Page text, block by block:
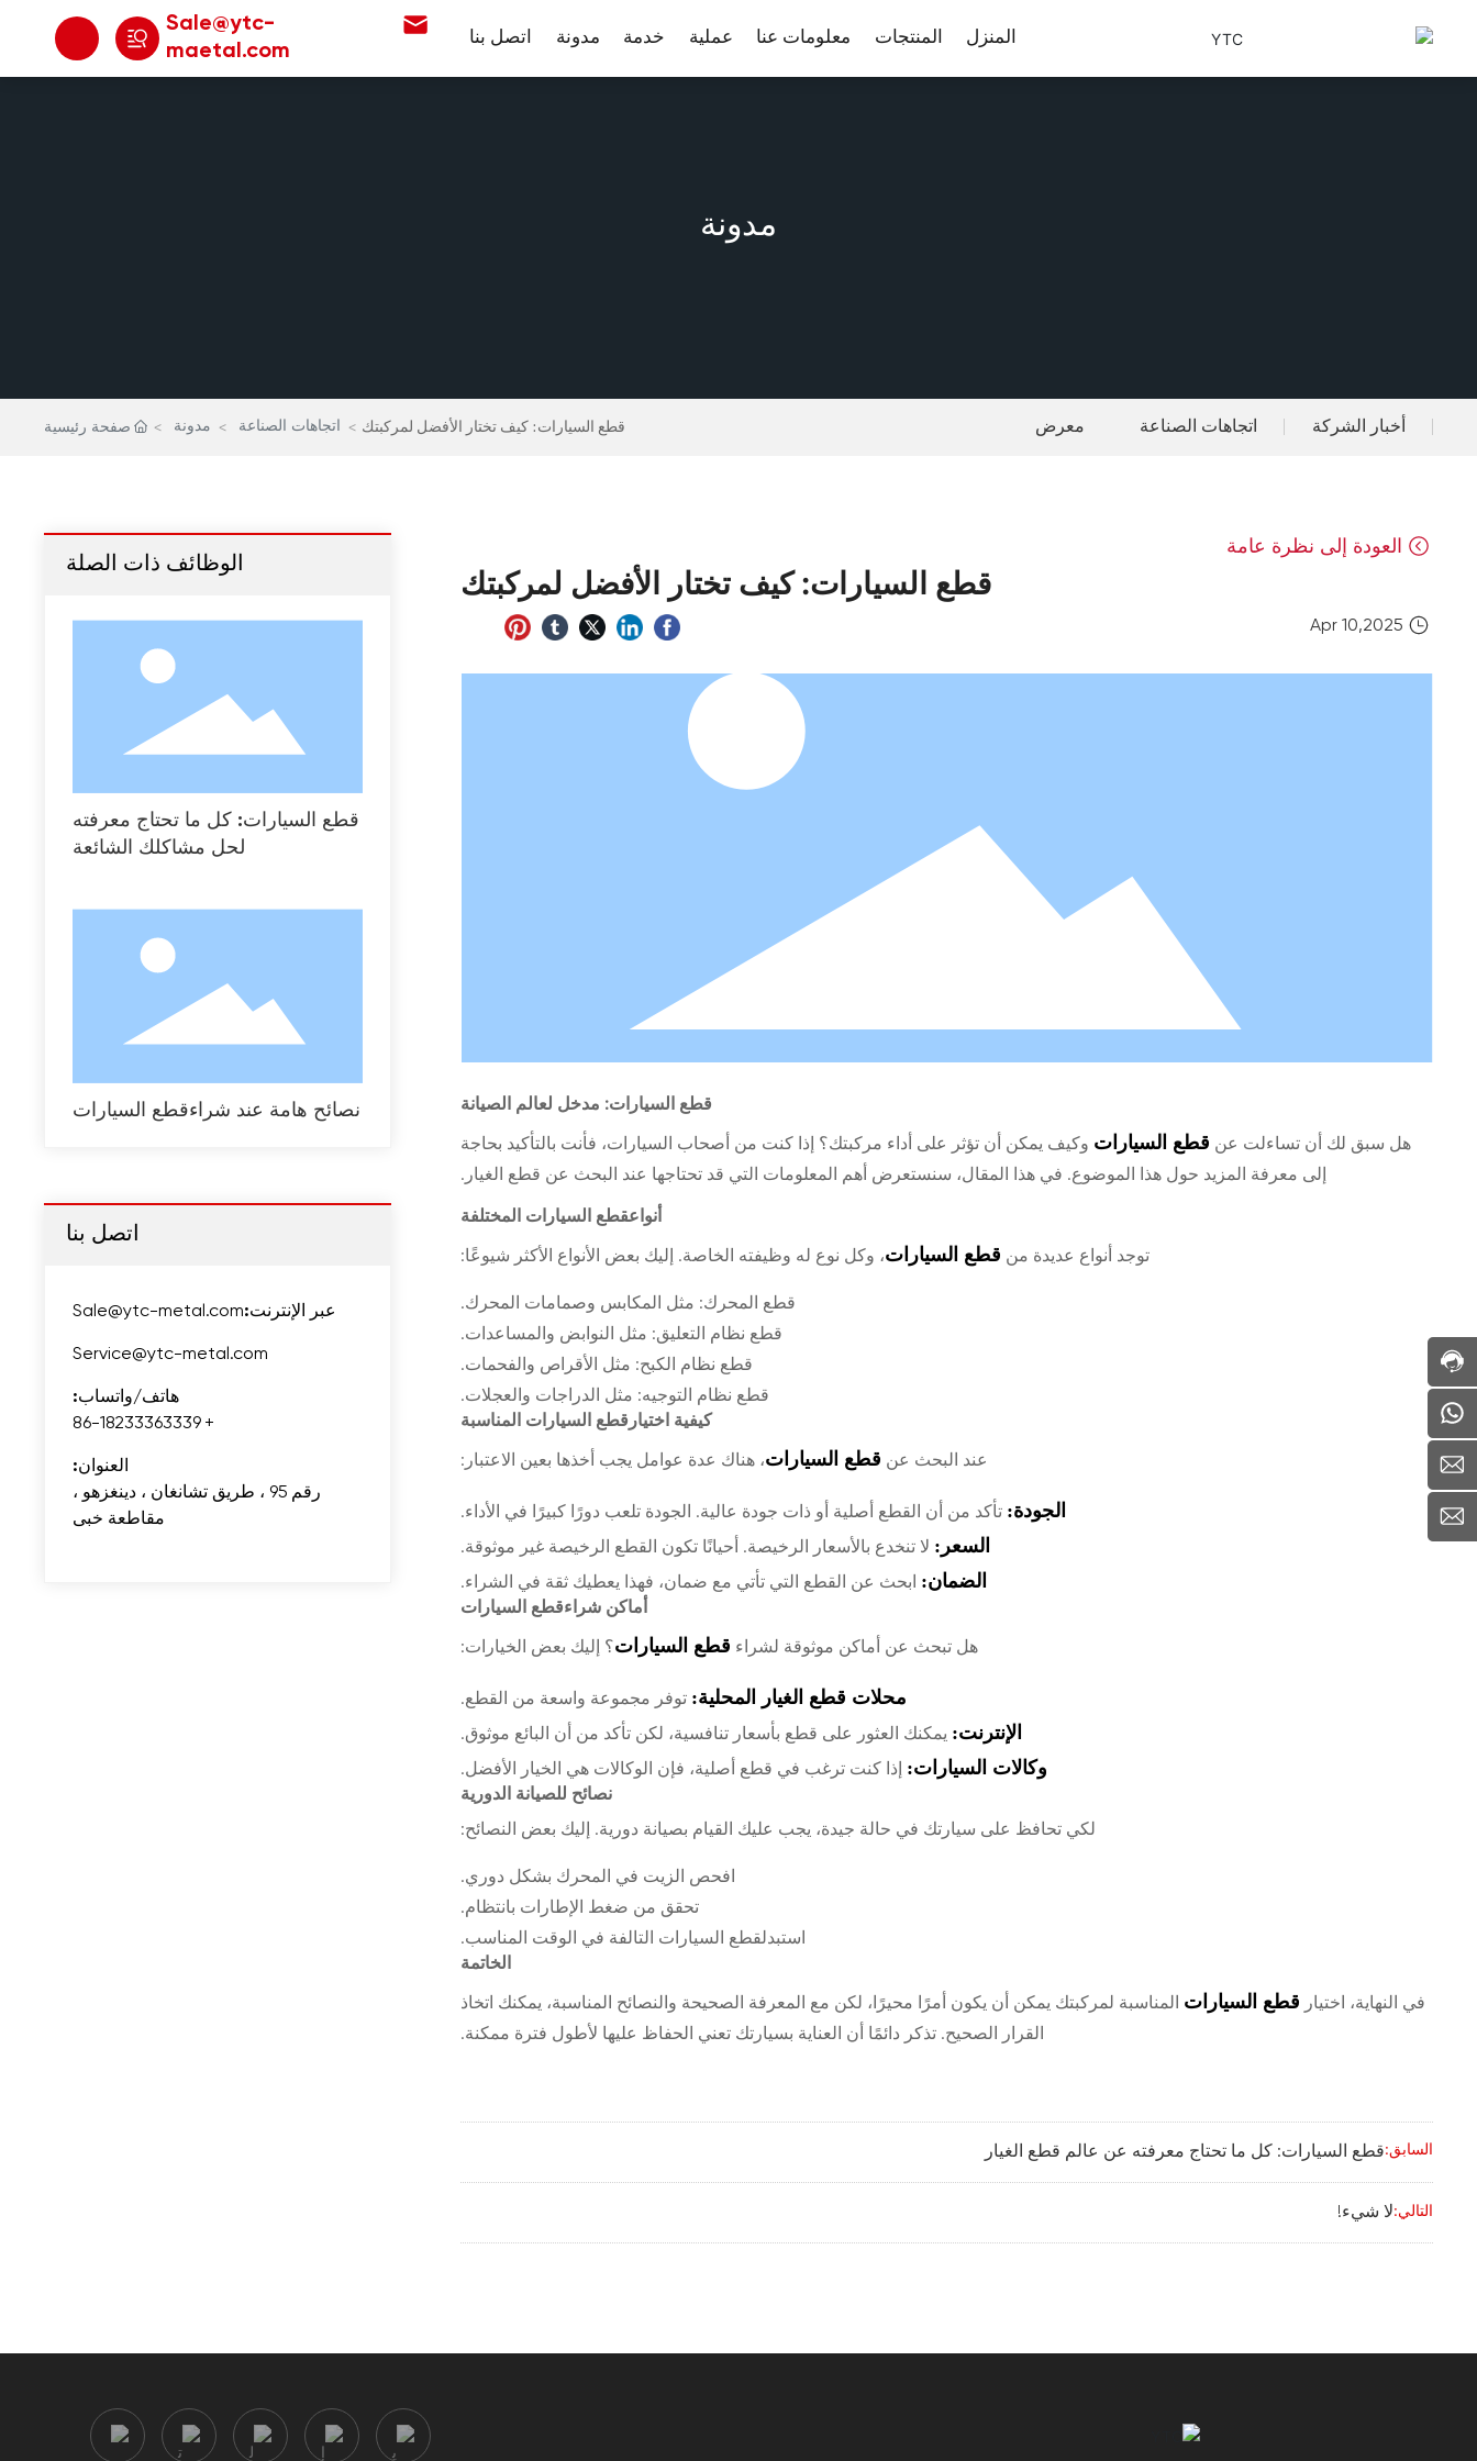
المنزل المنتجات معلومات عنا عملية خدمة مدونة اتصل بنا
Sale@ytc-
maetal.com
مدونة
أخبار الشركة اتجاهات الصناعة معرض صفحة رئيسية مدونة اتجاهات الصناعة قطع السيارات: كيف تختار الأفضل لمركبتك
العودة إلى نظرة عامة
قطع السيارات: كيف تختار الأفضل لمركبتك
قطع السيارات: مدخل لعالم الصيانة
هل سبق لك أن تساءلت عن قطع السيارات وكيف يمكن أن تؤثر على أداء مركبتك؟ إذا كنت من أصحاب السيارات، فأنت بالتأكيد بحاجة
إلى معرفة المزيد حول هذا الموضوع. في هذا المقال، سنستعرض أهم المعلومات التي قد تحتاجها عند البحث عن قطع الغيار.
أنواعقطع السيارات المختلفة
توجد أنواع عديدة من قطع السيارات، وكل نوع له وظيفته الخاصة. إليك بعض الأنواع الأكثر شيوعًا:
قطع المحرك: مثل المكابس وصمامات المحرك.
قطع نظام التعليق: مثل النوابض والمساعدات.
قطع نظام الكبح: مثل الأقراص والفحمات.
قطع نظام التوجيه: مثل الدراجات والعجلات.
كيفية اختيارقطع السيارات المناسبة
عند البحث عن قطع السيارات، هناك عدة عوامل يجب أخذها بعين الاعتبار:
الجودة: تأكد من أن القطع أصلية أو ذات جودة عالية. الجودة تلعب دورًا كبيرًا في الأداء.
السعر: لا تنخدع بالأسعار الرخيصة. أحيانًا تكون القطع الرخيصة غير موثوقة.
الضمان: ابحث عن القطع التي تأتي مع ضمان، فهذا يعطيك ثقة في الشراء.
أماكن شراءقطع السيارات
هل تبحث عن أماكن موثوقة لشراء قطع السيارات ؟ إليك بعض الخيارات:
محلات قطع الغيار المحلية: توفر مجموعة واسعة من القطع.
الإنترنت: يمكنك العثور على قطع بأسعار تنافسية، لكن تأكد من أن البائع موثوق.
وكالات السيارات: إذا كنت ترغب في قطع أصلية، فإن الوكالات هي الخيار الأفضل.
نصائح للصيانة الدورية
لكي تحافظ على سيارتك في حالة جيدة، يجب عليك القيام بصيانة دورية. إليك بعض النصائح:
افحص الزيت في المحرك بشكل دوري.
تحقق من ضغط الإطارات بانتظام.
استبدلقطع السيارات التالفة في الوقت المناسب.
الخاتمة
في النهاية، اختيار قطع السيارات المناسبة لمركبتك يمكن أن يكون أمرًا محيرًا، لكن مع المعرفة الصحيحة والنصائح المناسبة، يمكنك اتخاذ
القرار الصحيح. تذكر دائمًا أن العناية بسيارتك تعني الحفاظ عليها لأطول فترة ممكنة.
السابق:قطع السيارات: كل ما تحتاج معرفته عن عالم قطع الغيار
التالي:لا شيء!
الوظائف ذات الصلة
قطع السيارات: كل ما تحتاج معرفته
لحل مشاكلك الشائعة
نصائح هامة عند شراءقطع السيارات
اتصل بنا
عبر الإنترنت:Sale@ytc-metal.com
Service@ytc-metal.com
هاتف/واتساب:
+ 86-18233363339
العنوان:
رقم 95 ، طريق تشانغان ، دينغزهو ،
مقاطعة خبى